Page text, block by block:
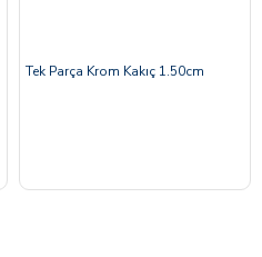
Tek Parça Krom Kakıç 1.50cm